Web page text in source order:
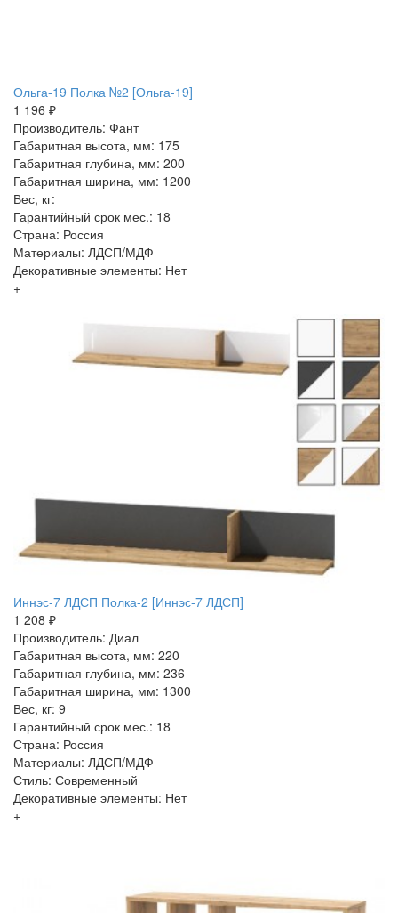
Ольга-19 Полка №2 [Ольга-19]
1 196 ₽
Производитель: Фант
Габаритная высота, мм: 175
Габаритная глубина, мм: 200
Габаритная ширина, мм: 1200
Вес, кг:
Гарантийный срок мес.: 18
Страна: Россия
Материалы: ЛДСП/МДФ
Декоративные элементы: Нет
+
Иннэс-7 ЛДСП Полка-2 [Иннэс-7 ЛДСП]
1 208 ₽
Производитель: Диал
Габаритная высота, мм: 220
Габаритная глубина, мм: 236
Габаритная ширина, мм: 1300
Вес, кг: 9
Гарантийный срок мес.: 18
Страна: Россия
Материалы: ЛДСП/МДФ
Стиль: Современный
Декоративные элементы: Нет
+